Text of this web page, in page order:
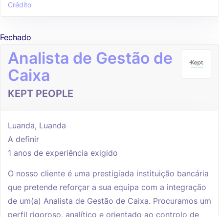
Crédito
Fechado
Analista de Gestão de
Caixa
KEPT PEOPLE
Luanda, Luanda
A definir
1 anos de experiência exigido
O nosso cliente é uma prestigiada instituição bancária
que pretende reforçar a sua equipa com a integração
de um(a) Analista de Gestão de Caixa. Procuramos um
perfil rigoroso, analítico e orientado ao controlo de